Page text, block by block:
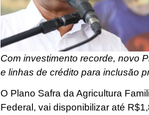
Com investimento recorde, novo
e linhas de crédito para inclusão
O Plano Safra da Agricultura
Federal, vai disponibilizar até